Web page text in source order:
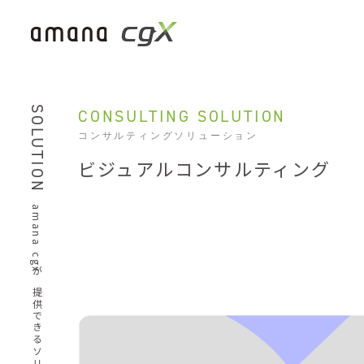
SOLUTION
amana cgxが提供できるソリューション
CONSULTING SOLUTION
コンサルティングソリューション
ビジュアルコンサルティング